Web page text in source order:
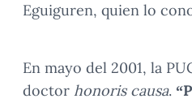
Eguiguren, quien lo
En mayo del 2001, la
doctor honoris causa.